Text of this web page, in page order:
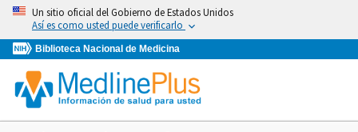
Omita
vaya
al
Contenido
Un sitio oficial del Gobierno de Estados Unidos
Así es como usted puede verificarlo
Biblioteca Nacional de Medicina